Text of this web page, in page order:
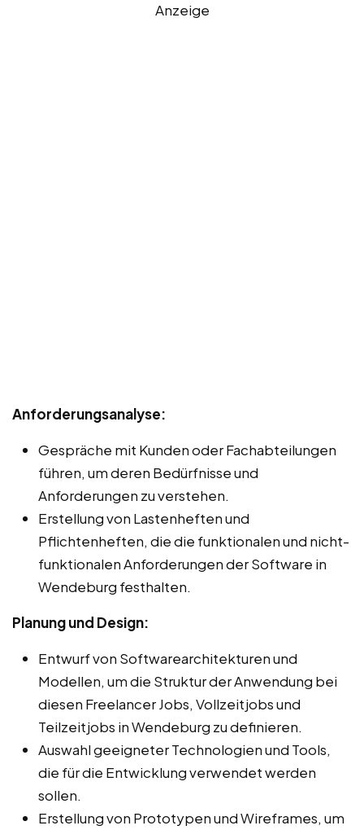
Anzeige
Anforderungsanalyse:
Gespräche mit Kunden oder Fachabteilungen
führen, um deren Bedürfnisse und
Anforderungen zu verstehen.
Erstellung von Lastenheften und
Pflichtenheften, die die funktionalen und nicht-
funktionalen Anforderungen der Software in
Wendeburg festhalten.
Planung und Design:
Entwurf von Softwarearchitekturen und
Modellen, um die Struktur der Anwendung bei
diesen Freelancer Jobs, Vollzeitjobs und
Teilzeitjobs in Wendeburg zu definieren.
Auswahl geeigneter Technologien und Tools,
die für die Entwicklung verwendet werden
sollen.
Erstellung von Prototypen und Wireframes, um